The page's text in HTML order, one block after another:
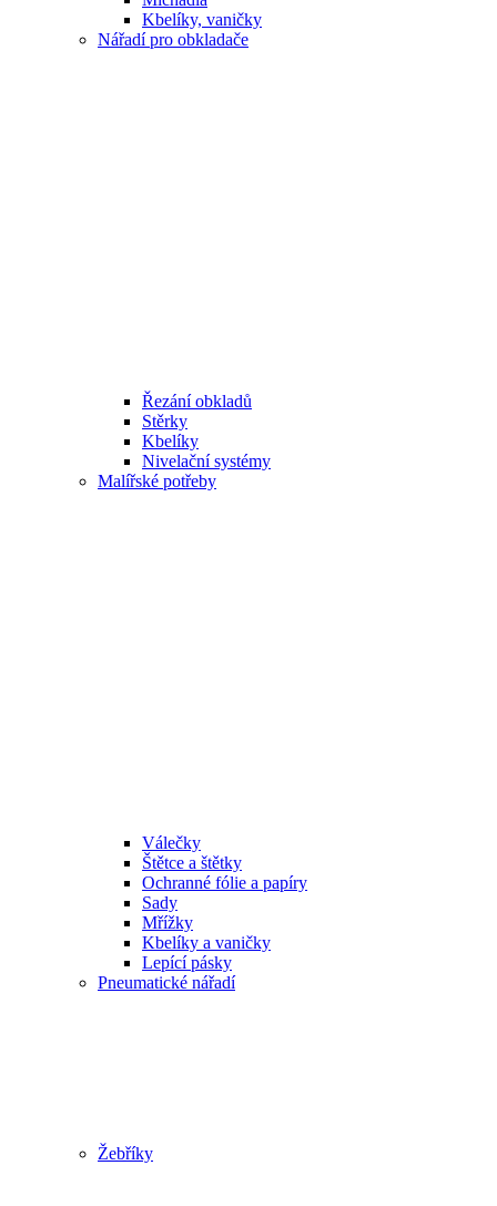
Kbelíky, vaničky
Nářadí pro obkladače
Řezání obkladů
Stěrky
Kbelíky
Nivelační systémy
Malířské potřeby
Válečky
Štětce a štětky
Ochranné fólie a papíry
Sady
Mřížky
Kbelíky a vaničky
Lepící pásky
Pneumatické nářadí
Žebříky